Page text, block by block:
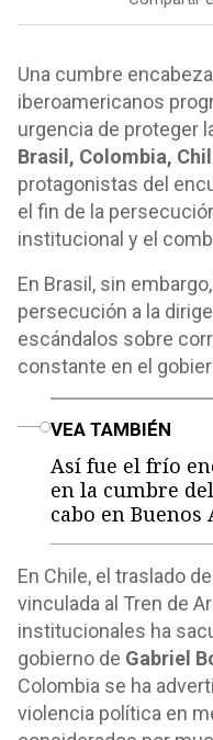
Una cumbre
iberoamericanos
urgencia de proteger
Brasil, Colombia,
protagonistas del
el fin de la
institucional y el
En Brasil, sin
persecución a la
escándalos sobre
constante en el
VEA TAMBIÉN
Así fue el frío
en la cumbre
cabo en Buenos
En Chile, el traslado
vinculada al Tren de
institucionales ha
gobierno de Gabriel
Colombia se ha
violencia política en